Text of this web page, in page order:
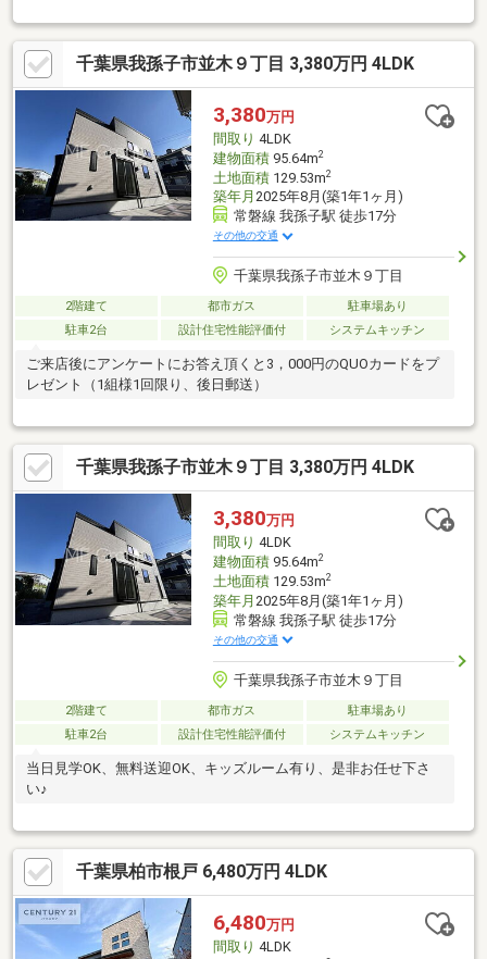
千葉県我孫子市並木９丁目 3,380万円 4LDK
3,380万円
間取り 4LDK
建物面積95.64m2
土地面積129.53m2
築年月 2025年8月(築1年1ヶ月)
常磐線 我孫子駅 徒歩17分
その他の交通
千葉県我孫子市並木９丁目
2階建て 都市ガス
駐車場あり
駐車2台
設計住宅性能評価付 システムキッチン
ご来店後にアンケートにお答え頂くと3，000円のQUOカードをプ
レゼント（1組様1回限り、後日郵送）
千葉県我孫子市並木９丁目 3,380万円 4LDK
3,380万円
間取り 4LDK
建物面積95.64m2
土地面積129.53m2
築年月 2025年8月(築1年1ヶ月)
常磐線 我孫子駅 徒歩17分
その他の交通
千葉県我孫子市並木９丁目
2階建て 都市ガス
駐車場あり
駐車2台
設計住宅性能評価付 システムキッチン
当日見学OK、無料送迎OK、キッズルーム有り、是非お任せ下さ
い♪
千葉県柏市根戸 6,480万円 4LDK
6,480万円
間取り 4LDK